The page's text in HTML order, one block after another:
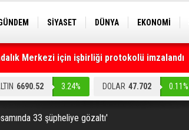
SİYASET DÜNYA EKONOMİ
Merkezi için işbirliği protokolü imzalandı
6690.52 3.24% DOLAR 47.702 0.11%
33 şüpheliye gözaltı'